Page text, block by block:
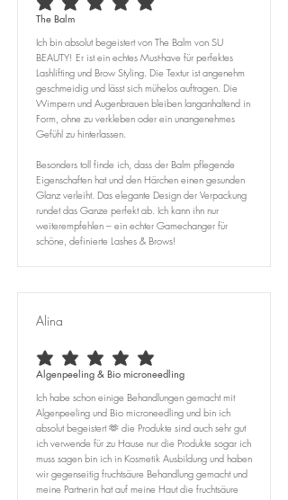
durchschnittliches Rating ist 5 von 5
The Balm
Ich bin absolut begeistert von The Balm von SU
BEAUTY! Er ist ein echtes Must-have für perfektes
Lashlifting und Brow Styling. Die Textur ist angenehm
geschmeidig und lässt sich mühelos auftragen. Die
Wimpern und Augenbrauen bleiben langanhaltend in
Form, ohne zu verkleben oder ein unangenehmes
Gefühl zu hinterlassen.
Besonders toll finde ich, dass der Balm pflegende
Eigenschaften hat und den Härchen einen gesunden
Glanz verleiht. Das elegante Design der Verpackung
rundet das Ganze perfekt ab. Ich kann ihn nur
weiterempfehlen – ein echter Gamechanger für
schöne, definierte Lashes & Brows!
Alina
durchschnittliches Rating ist 5 von 5
Algenpeeling & Bio microneedling
Ich habe schon einige Behandlungen gemacht mit
Algenpeeling und Bio microneedling und bin ich
absolut begeistert 🫶 die Produkte sind auch sehr gut
ich verwende für zu Hause nur die Produkte sogar ich
muss sagen bin ich in Kosmetik Ausbildung und haben
wir gegenseitig fruchtsäure Behandlung gemacht und
meine Partnerin hat auf meine Haut die fruchtsäure